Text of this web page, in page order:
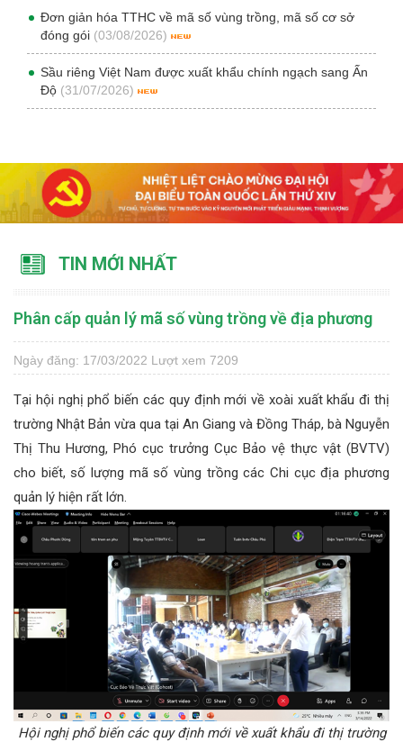
Đơn giản hóa TTHC về mã số vùng trồng, mã số cơ sở
đóng gói (03/08/2026)
Sầu riêng Việt Nam được xuất khẩu chính ngạch sang Ấn
Độ (31/07/2026)
TIN MỚI NHẤT
Phân cấp quản lý mã số vùng trồng về địa phương
Ngày đăng: 17/03/2022 Lượt xem 7209
Tại hội nghị phổ biến các quy định mới về xoài xuất khẩu đi thị
trường Nhật Bản vừa qua tại An Giang và Đồng Tháp, bà Nguyễn
Thị Thu Hương, Phó cục trưởng Cục Bảo vệ thực vật (BVTV)
cho biết, số lượng mã số vùng trồng các Chi cục địa phương
quản lý hiện rất lớn.
Hội nghị phổ biến các quy định mới về xuất khẩu đi thị trường